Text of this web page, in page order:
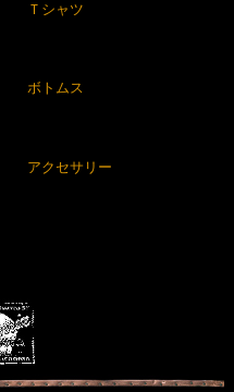
Ｔシャツ
ボトムス
アクセサリー